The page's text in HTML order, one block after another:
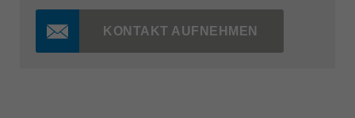
KONTAKT AUFNEHMEN